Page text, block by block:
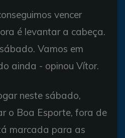
vencer
é levantar a cabeça.
Vamos em
ainda - opinou Vítor.
neste sábado,
o Boa Esporte, fora de
marcada para as